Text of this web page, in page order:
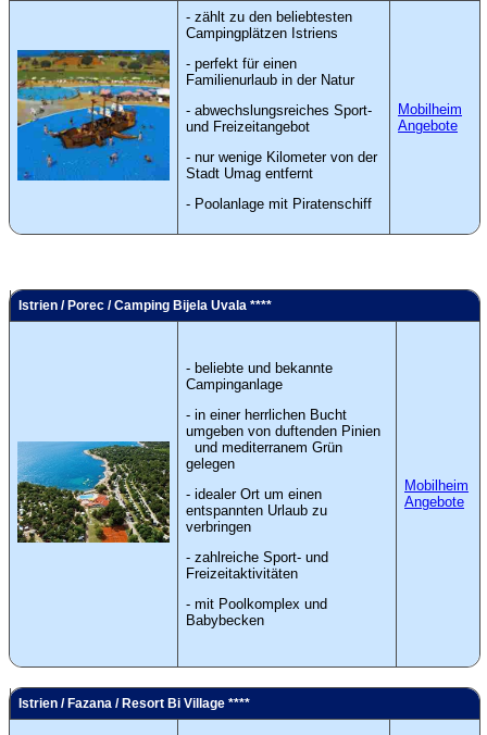
- zählt zu den beliebtesten
Campingplätzen Istriens
- perfekt für einen
Familienurlaub in der Natur
- abwechslungsreiches Sport-
und Freizeitangebot
- nur wenige Kilometer von der
Stadt Umag entfernt
- Poolanlage mit Piratenschiff
Mobilheim
Angebote
Istrien / Porec / Camping Bijela Uvala ****
- beliebte und bekannte
Campinganlage
- in einer herrlichen Bucht
umgeben von duftenden Pinien
und mediterranem Grün
gelegen
- idealer Ort um einen
entspannten Urlaub zu
verbringen
- zahlreiche Sport- und
Freizeitaktivitäten
- mit Poolkomplex und
Babybecken
Mobilheim
Angebote
Istrien / Fazana / Resort Bi Village ****